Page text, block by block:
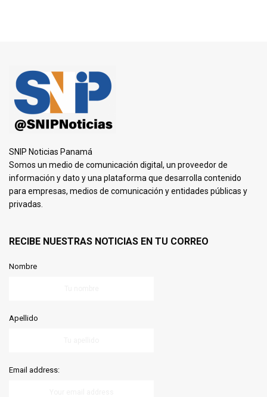
SNIP Noticias Panamá
Somos un medio de comunicación digital, un proveedor de
información y dato y una plataforma que desarrolla contenido
para empresas, medios de comunicación y entidades públicas y
privadas.
RECIBE NUESTRAS NOTICIAS EN TU CORREO
Nombre
Apellido
Email address: